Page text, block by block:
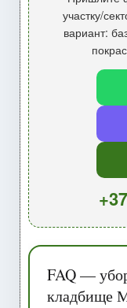
участку/
вариант:
FAQ —
кладбище